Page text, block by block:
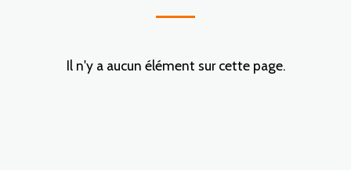
Il n'y a aucun élément sur cette page.